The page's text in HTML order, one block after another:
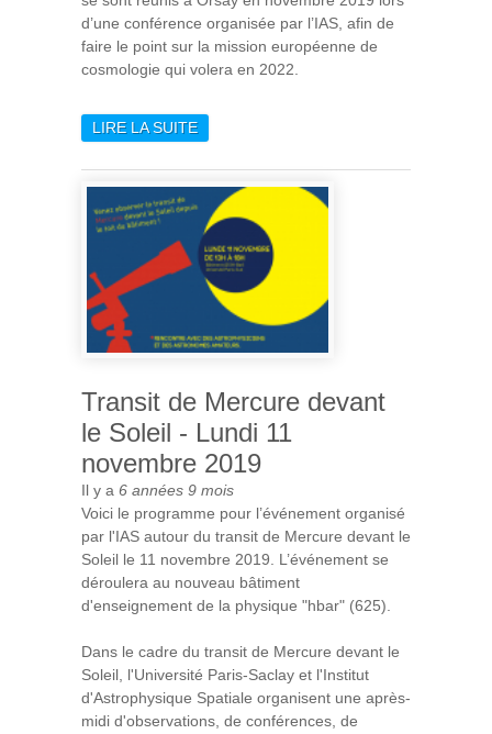
d’une conférence organisée par l’IAS, afin de
faire le point sur la mission européenne de
cosmologie qui volera en 2022.
LIRE LA SUITEDE EUCLID : LA
FRANÇAISE SE RÉUNIT À
ORSAY, 3 ANS AVANT LE
LANCEMENT
Transit de Mercure devant
le Soleil - Lundi 11
novembre 2019
Il y a 6 années 9 mois
Voici le programme pour l’événement organisé
par l'IAS autour du transit de Mercure devant le
Soleil le 11 novembre 2019. L’événement se
déroulera au nouveau bâtiment
d'enseignement de la physique "hbar" (625).
Dans le cadre du transit de Mercure devant le
Soleil, l'Université Paris-Saclay et l'Institut
d'Astrophysique Spatiale organisent une après-
midi d'observations, de conférences, de